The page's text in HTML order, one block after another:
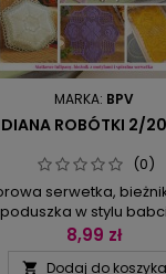
MARKA: BPV
DIANA ROBÓTKI 2/
(0)
serwetka,
w stylu
oraz siatkowa
8,99 zł
 Dodaj do koszyka